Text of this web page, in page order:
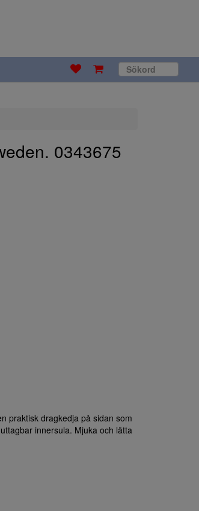
0343675
praktisk dragkedja på sidan som
innersula. Mjuka och lätta